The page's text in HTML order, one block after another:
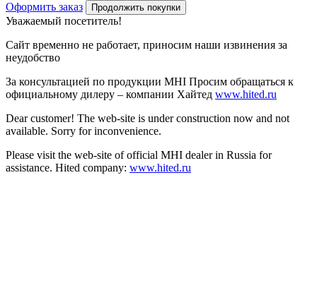
Оформить заказ
Продолжить покупки
Уважаемый посетитель!
Сайт временно не работает, приносим наши извинения за
неудобство
За консультацией по продукции MHI Просим обращаться к
официальному дилеру – компании Хайтед www.hited.ru
Dear customer! The web-site is under construction now and not
available. Sorry for inconvenience.
Please visit the web-site of official MHI dealer in Russia for
assistance. Hited company: www.hited.ru